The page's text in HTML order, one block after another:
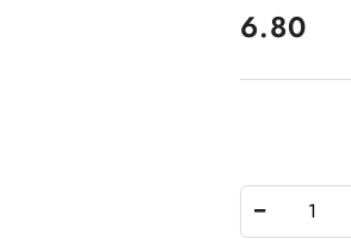
cena:
6.80